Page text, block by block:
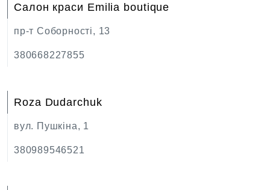
Салон краси Emilia boutique
пр-т Соборності, 13
380668227855
Roza Dudarchuk
вул. Пушкіна, 1
380989546521